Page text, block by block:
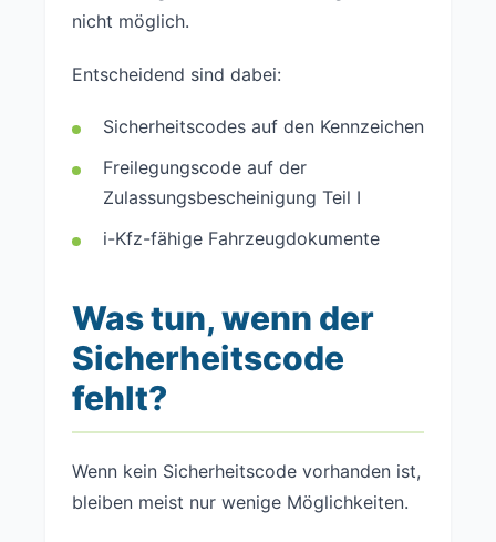
nicht möglich.
Entscheidend sind dabei:
Sicherheitscodes auf den Kennzeichen
Freilegungscode auf der
Zulassungsbescheinigung Teil I
i-Kfz-fähige Fahrzeugdokumente
Was tun, wenn der
Sicherheitscode
fehlt?
Wenn kein Sicherheitscode vorhanden ist,
bleiben meist nur wenige Möglichkeiten.